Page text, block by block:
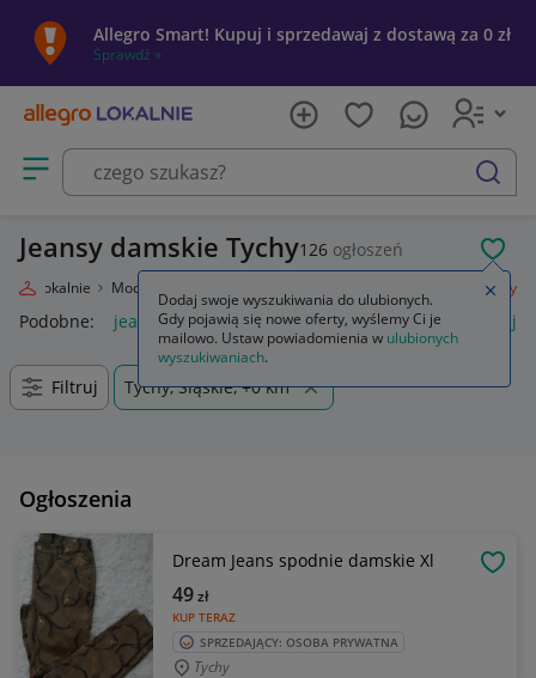
Allegro Smart! Kupuj i sprzedawaj z dostawą za 0 zł
Sprawdź »
Otwórz menu z kategoriami
szukaj
Jeansy damskie Tychy126 ogłoszeń
Lokalnie Moda Jeansy
Podobne: jeansy jeansy damskie jeansy wendy trendy
Filtruj Tychy, Śląskie, +0 km
Ogłoszenia
Dream Jeans spodnie damskie Xl
KUP TERAZ
49zł
SPRZEDAJĄCY: OSOBA PRYWATNA
Tychy
Dodaj swoje wyszukiwania do ulubionych.
Gdy pojawią się nowe oferty, wyślemy Ci je
mailowo. Ustaw powiadomienia w ulubionych
wyszukiwaniach.